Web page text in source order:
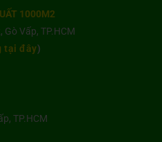
1000M2
Vấp, TP.HCM
tại đây)
TP.HCM